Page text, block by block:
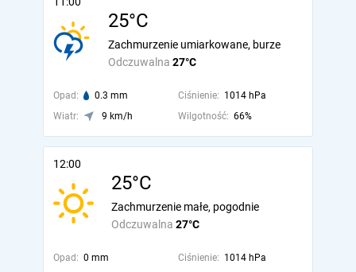
25°C
Odczuwalna 27°C
Zachmurzenie umiarkowane, burze
Opad: 0.3 mm Ciśnienie: 1014 hPa
Wiatr:
9 km/h Wilgotność: 66%
12:00
25°C
Odczuwalna 27°C
Zachmurzenie małe, pogodnie
Opad: 0 mm Ciśnienie: 1014 hPa